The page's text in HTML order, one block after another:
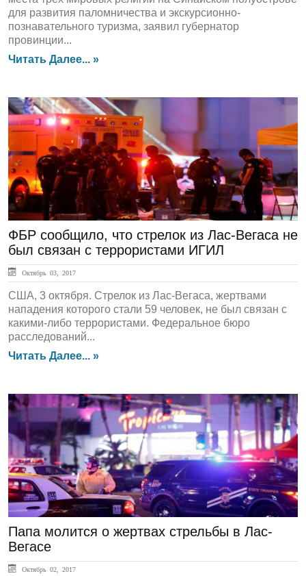
для развития паломничества и экскурсионно-
познавательного туризма, заявил губернатор
провинции...
Читать Далее... »
ЛЕНТА НОВОСТЕЙ
ФБР сообщило, что стрелок из Лас-Вегаса не
был связан с террористами ИГИЛ
Октябрь 03, 2017
США, 3 октября. Стрелок из Лас-Вегаса, жертвами
нападения которого стали 59 человек, не был связан с
какими-либо террористами. Федеральное бюро
расследований...
Читать Далее... »
ЛЕНТА НОВОСТЕЙ
Папа молится о жертвах стрельбы в Лас-
Вегасе
Октябрь 02, 2017